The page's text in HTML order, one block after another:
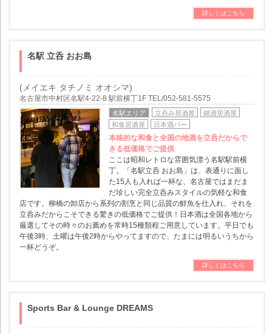
詳しくはこちら
名駅 立呑 おお島
(メイエキ タチノミ オオシマ)
名古屋市中村区名駅4-22-8 駅前横丁1F TEL/052-581-5575
名駅エリア 立呑み居酒屋
銘酒居酒屋
和食居酒屋
日本酒バー
本格的な和食と全国の地酒を立呑だからで
きる低価格でご提供
ここは昭和レトロな雰囲気漂う名駅駅前横
丁。「名駅立呑 おお島」は、表通りに面し
た15人も入れば一杯な、名古屋ではまだま
だ珍しい完全立呑みスタイルの気軽な和食
店です。柳橋の卸店から系列の割烹と同じ品質の鮮魚を仕入れ、それを
立呑みだからこそできる驚きの低価格でご提供！日本酒は全国各地から
厳選してその時々のお薦めを常時15種類程ご用意しています。平日でも
午後3時、土曜は午後2時からやってますので、たまには明るいうちから
一杯どうぞ。
詳しくはこちら
Sports Bar & Lounge DREAMS